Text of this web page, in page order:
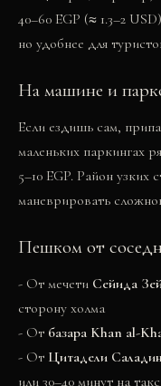
40–60 EGP (≈ 1.3–2
но удобнее для
На машине и
Если ездишь сам,
маленьких паркингах
5–10 EGP. Район
маневрировать
Пешком от
- От мечети Сейида
сторону холма
- От базара Khan al-
- От Цитадели
или 30–40 минут на